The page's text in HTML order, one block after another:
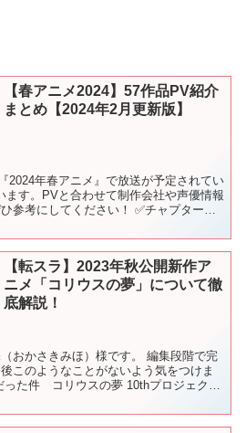
【春アニメ2024】57作品PV紹介
まとめ【2024年2月更新版】
2024年春アニメ』で放送が予定されてい
ます。PVと合わせて制作会社や声優情報
参考にしてください！ ✅チャプターリ
【転スラ】2023年秋公開新作ア
ニメ「コリウスの夢」について徹
底解説！
おかさきみほ）様です。 編集段階で完
このようなことがないよう気をつけま
た件 コリウスの夢 10thプロジェクト